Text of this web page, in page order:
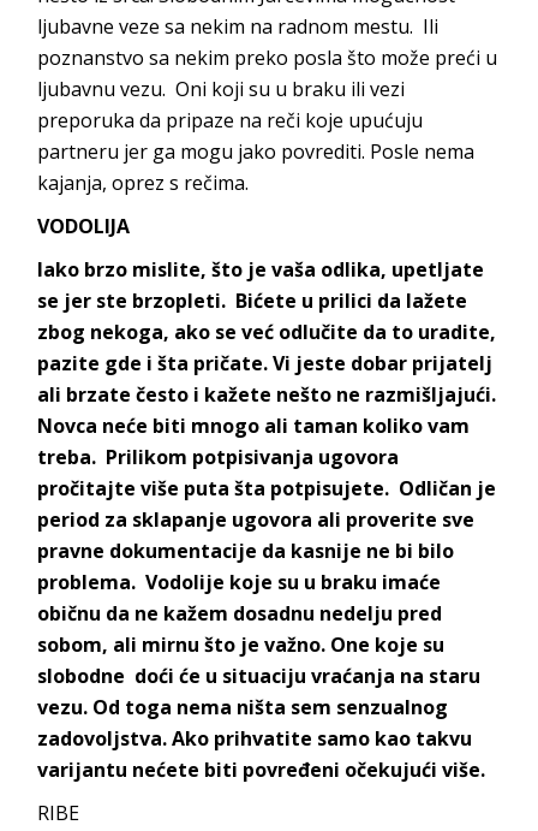
ljubavne veze sa nekim na radnom mestu. Ili
poznanstvo sa nekim preko posla što može preći u
ljubavnu vezu. Oni koji su u braku ili vezi
preporuka da pripaze na reči koje upućuju
partneru jer ga mogu jako povrediti. Posle nema
kajanja, oprez s rečima.
VODOLIJA
Iako brzo mislite, što je vaša odlika, upetljate
se jer ste brzopleti. Bićete u prilici da lažete
zbog nekoga, ako se već odlučite da to uradite,
pazite gde i šta pričate. Vi jeste dobar prijatelj
ali brzate često i kažete nešto ne razmišljajući.
Novca neće biti mnogo ali taman koliko vam
treba. Prilikom potpisivanja ugovora
pročitajte više puta šta potpisujete. Odličan je
period za sklapanje ugovora ali proverite sve
pravne dokumentacije da kasnije ne bi bilo
problema. Vodolije koje su u braku imaće
običnu da ne kažem dosadnu nedelju pred
sobom, ali mirnu što je važno. One koje su
slobodne doći će u situaciju vraćanja na staru
vezu. Od toga nema ništa sem senzualnog
zadovoljstva. Ako prihvatite samo kao takvu
varijantu nećete biti povređeni očekujući više.
RIBE